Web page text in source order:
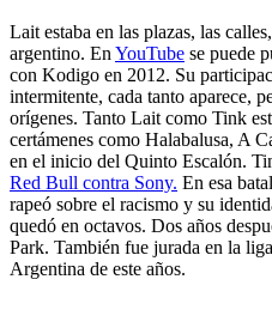
Lait estaba en las plazas, las
argentino. En YouTube se puede
con Kodigo en 2012. Su
intermitente, cada tanto aparece,
orígenes. Tanto Lait como Tink
certámenes como Halabalusa, A
en el inicio del Quinto Escalón.
Red Bull contra Sony. En esa
rapeó sobre el racismo y su
quedó en octavos. Dos años
Park. También fue jurada en la
Argentina de este años.